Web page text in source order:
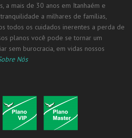
a mais de 30 anos em Itanhaém e
a milhares de famílias,
todos os cuidados inerentes a perda de
planos você pode se tornar um
sem burocracia, em vidas nossos
Nós